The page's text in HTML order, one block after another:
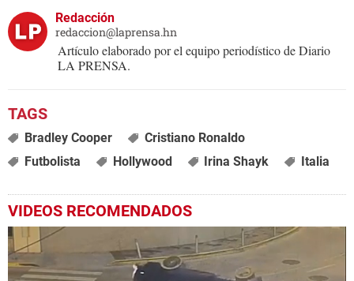
Redacción
redaccion@laprensa.hn
Artículo elaborado por el equipo periodístico de Diario
LA PRENSA.
Bradley Cooper
Cristiano Ronaldo
Futbolista
Hollywood Irina Shayk Italia
VIDEOS RECOMENDADOS